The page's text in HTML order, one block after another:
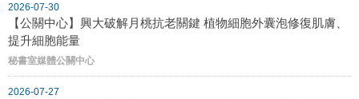
2026-07-30
【公關中心】興大破解月桃抗老關鍵 植物細胞外囊泡修復肌膚、
提升細胞能量
秘書室媒體公關中心
2026-07-27